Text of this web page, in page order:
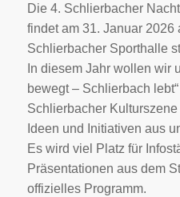
Die 4. Schlierbacher
findet am 31. Januar 2026
Schlierbacher Sporthalle
In diesem Jahr wollen wir
bewegt – Schlierbach
Schlierbacher
Ideen und Initiativen aus
Es wird viel Platz für
Präsentationen aus dem
offizielles Programm.